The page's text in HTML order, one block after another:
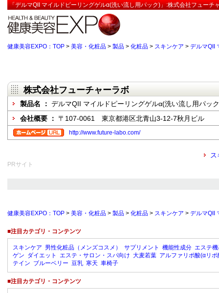
「デルマQII マイルドピーリングゲルα(洗い流し用パック)」:株式会社フューチ
健康美容EXPO：TOP > 美容・化粧品 > 製品 > 化粧品 > スキンケア > デルマQII
株式会社フューチャーラボ
製品名 ： デルマQII マイルドピーリングゲルα(洗い流し用パッ
会社概要 ： 〒107-0061 東京都港区北青山3-12-7秋月ビル
http://www.future-labo.com/
PRサイト
健康美容EXPO：TOP > 美容・化粧品 > 製品 > 化粧品 > スキンケア > デルマQII
■注目カテゴリ・コンテンツ
スキンケア 男性化粧品（メンズコスメ） サプリメント 機能性成分 エステ
ゲン ダイエット エステ・サロン・スパ向け 大麦若葉 アルファリポ酸(αリポ
テイン ブルーベリー 豆乳 寒天 車椅子
■注目カテゴリ・コンテンツ